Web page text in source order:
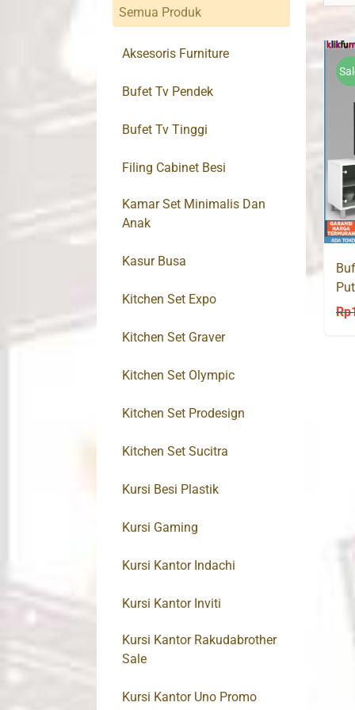
Rp
Semua Produk
Aksesoris Furniture
Bufet Tv Pendek
Bufet Tv Tinggi
Filing Cabinet Besi
Kamar Set Minimalis Dan
Anak
Kasur Busa
Kitchen Set Expo
Kitchen Set Graver
Kitchen Set Olympic
Kitchen Set Prodesign
Kitchen Set Sucitra
Kursi Besi Plastik
Kursi Gaming
Kursi Kantor Indachi
Kursi Kantor Inviti
Kursi Kantor Rakudabrother
Sale
Kursi Kantor Uno Promo